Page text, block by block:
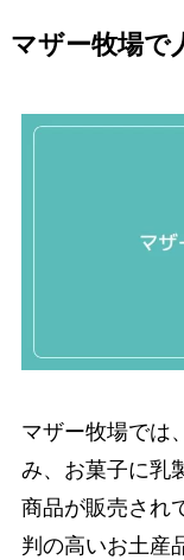
マザー牧場で
マザー牧場では
み、お菓子に乳
商品が販売され
判の高いお土産